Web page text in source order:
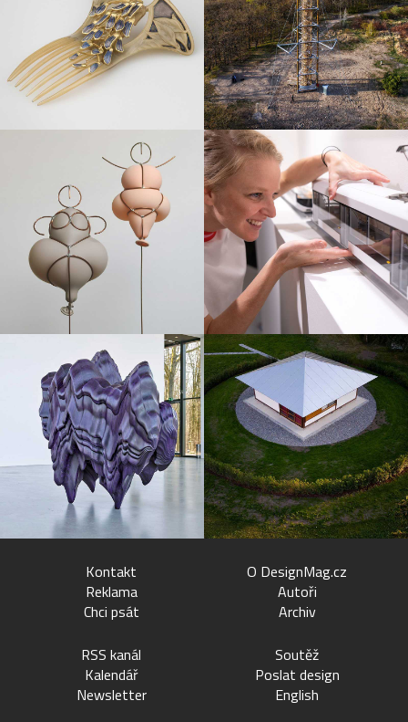
Kontakt
Reklama
Chci psát
O DesignMag.cz
Autoři
Archiv
RSS kanál
Kalendář
Newsletter
Soutěž
Poslat design
English